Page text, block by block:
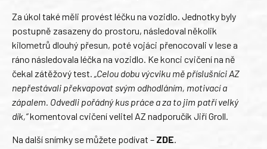
Za úkol také měli provést léčku na vozidlo. Jednotky byly
postupně zasazeny do prostoru, následoval několik
kilometrů dlouhý přesun, poté vojáci přenocovali v lese a
ráno následovala léčka na vozidlo. Ke konci cvičení na ně
čekal zátěžový test. „Celou dobu výcviku mě příslušníci AZ
nepřestávali překvapovat svým odhodláním, motivací a
zápalem. Odvedli pořádný kus práce a za to jim patří velký
dík,“komentoval cvičení velitel AZ nadporučík Jiří Groll.
Na další snímky se můžete podívat – ZDE